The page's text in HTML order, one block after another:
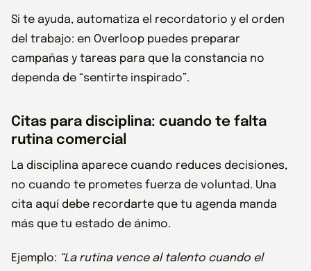
Si te ayuda, automatiza el recordatorio y el orden
del trabajo: en Overloop puedes preparar
campañas y tareas para que la constancia no
dependa de “sentirte inspirado”.
Citas para disciplina: cuando te falta
rutina comercial
La disciplina aparece cuando reduces decisiones,
no cuando te prometes fuerza de voluntad. Una
cita aquí debe recordarte que tu agenda manda
más que tu estado de ánimo.
Ejemplo: “La rutina vence al talento cuando el